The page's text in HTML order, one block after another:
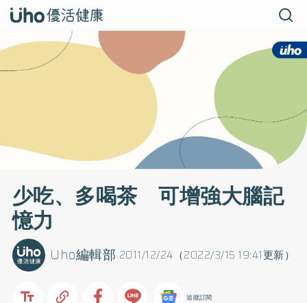
少吃、多喝茶 可增強大腦記
憶力
2011/12/24（2022/3/15 19:41更新）
Uho編輯部
追蹤訂閱